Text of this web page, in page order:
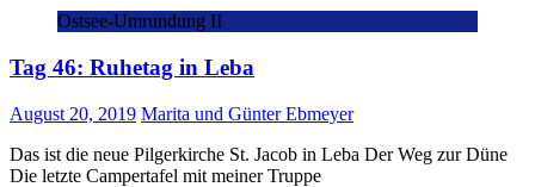
Ostsee-Umrundung II
Tag 46: Ruhetag in Leba
August 20, 2019 Marita und Günter Ebmeyer
Das ist die neue Pilgerkirche St. Jacob in Leba Der Weg zur Düne
Die letzte Campertafel mit meiner Truppe